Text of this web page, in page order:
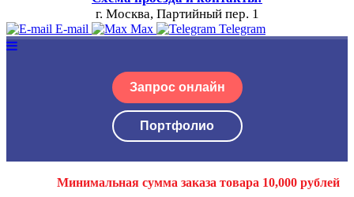
г. Москва, Партийный пер. 1
E-mail Max Telegram
Запрос онлайн
Портфолио
Минимальная сумма заказа товара 10,000 рублей